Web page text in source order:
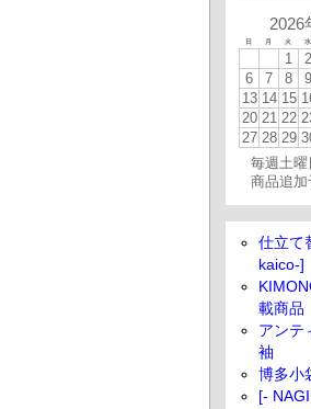
2026
日 月 火 水
1 2
6
7 8 9
13 14 15
20 21 22
27 28 29
毎週土曜
商品追加
仕立て
kaico-]
載商品
アンテ
袖
博多小
[-